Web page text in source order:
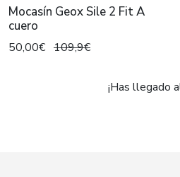
Mocasín Geox Sile 2 Fit A
cuero
50,00€ 109,9€
¡Has llegado